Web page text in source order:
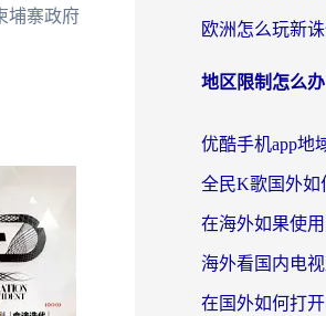
埔寨政府
地区限制怎么办